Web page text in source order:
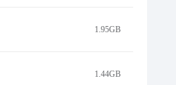
1.95GB
1.44GB